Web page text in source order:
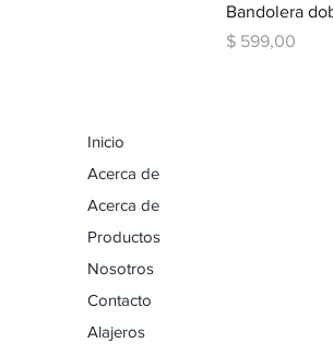
Bandolera
Precio
$ 599,00
Inicio
Acerca de
Acerca de
Productos
Nosotros
Contacto
Alajeros